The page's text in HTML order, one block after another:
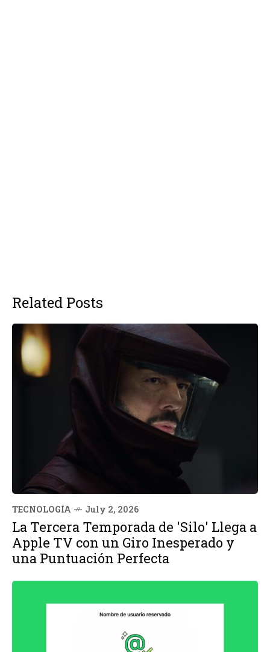
Related Posts
TECNOLOGÍA July 2, 2026
La Tercera Temporada de 'Silo' Llega a
Apple TV con un Giro Inesperado y
una Puntuación Perfecta